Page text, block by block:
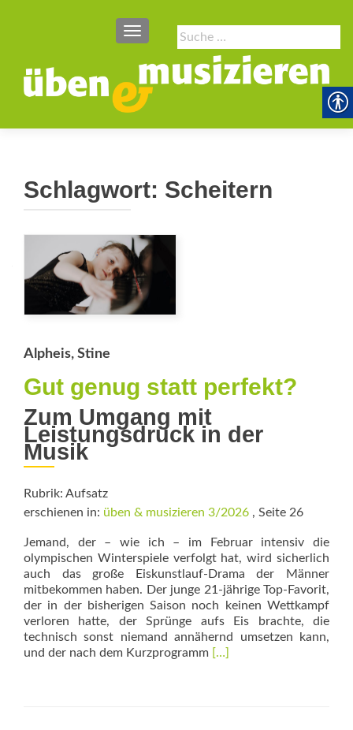
Suche
nach:
SCHALTE NAVIGATION
Schlagwort: Scheitern
Alpheis, Stine
Gut genug statt perfekt?
Zum Umgang mit
Leistungsdruck in der
Musik
Rubrik: Aufsatz
erschienen in: üben & musizieren 3/2026 , Seite 26
Jemand, der – wie ich – im Februar intensiv die
olympischen Winterspiele verfolgt hat, wird sicherlich
auch das große Eiskunstlauf-Drama der Männer
mitbekommen haben. Der junge 21-jährige Top-Favorit,
der in der bisherigen Saison noch keinen Wettkampf
verloren hatte, der Sprünge aufs Eis brachte, die
technisch sonst niemand annähernd umsetzen kann,
und der nach dem Kurzprogramm Read
[…]